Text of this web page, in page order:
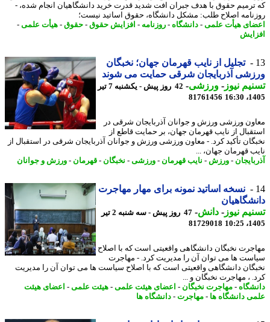
حقوق با هدف جبران افت شدید قدرت خرید دانشگاهیان انجام شده، -
اصلاح طلب: مشکل دانشگاه، حقوق اساتید نیست؛
هیأت علمی-دانشگاه-روزنامه -افزایش حقوق-حقوق-هیأت علمی-
تجلیل از نایب قهرمان جهان؛ نخبگان
آذربایجان شرقی حمایت می شوند
نیوز-ورزشی-
42 روز پیش - یکشنبه 7 تیر
81761456
ورزشی ورزش و جوانان آذربایجان شرقی در
از نایب قهرمان جهان، بر حمایت قاطع از
تأکید کرد. - معاون ورزشی ورزش و جوانان آذربایجان شرقی در استقبال از
قهرمان جهان، ...
-ورزش -نایب قهرمان -ورزشی -نخبگان-قهرمان -ورزش و جوانان
نسخه اساتید نمونه برای مهار مهاجرت
نیوز-دانش -
47 روز پیش - سه شنبه 2 تیر
81729018
نخبگان دانشگاهی واقعیتی است که با اصلاح
ها می توان آن را مدیریت کرد. - مهاجرت
دانشگاهی واقعیتی است که با اصلاح سیاست ها می توان آن را مدیریت
، مهاجرت نخبگان و ...
-مهاجرت نخبگان-اعضای هیئت علمی-هیئت علمی-اعضای هیئت
دانشگاه ها- مهاجرت- دانشگاه ها